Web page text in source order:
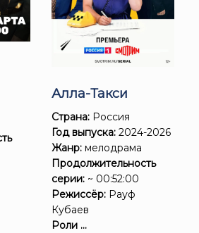
Алла-Такси
Страна: Россия
Год выпуска: 2024-2026
Жанр: мелодрама
Продолжительность
серии: ~ 00:52:00
Режиссёр: Рауф
Кубаев
Роли ...